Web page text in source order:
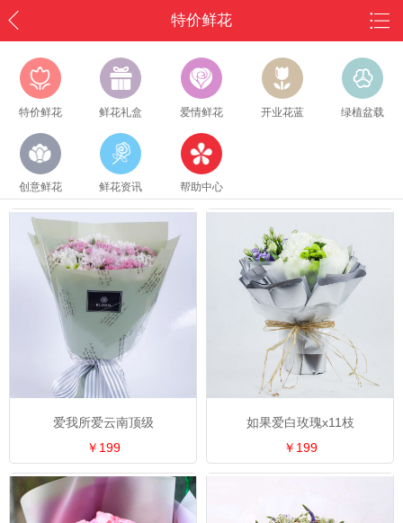
特价鲜花
特价鲜花 鲜花礼盒 爱情鲜花 开业花蓝 绿植盆载
创意鲜花 鲜花资讯 帮助中心
爱我所爱云南顶级
￥199
如果爱白玫瑰x11枝
￥199